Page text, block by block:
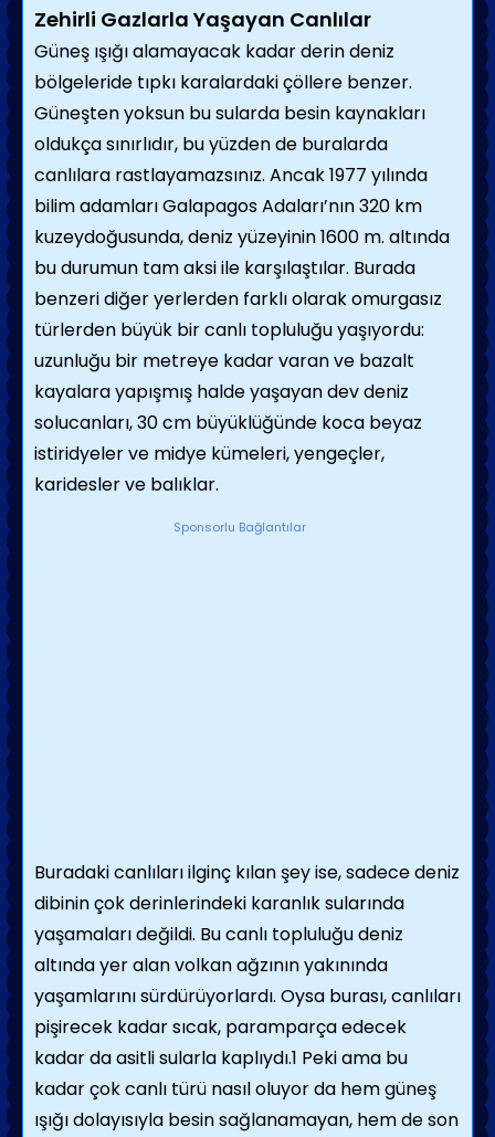
Zehirli Gazlarla Yaşayan Canlılar
Güneş ışığı alamayacak kadar derin deniz
bölgeleride tıpkı karalardaki çöllere benzer.
Güneşten yoksun bu sularda besin kaynakları
oldukça sınırlıdır, bu yüzden de buralarda
canlılara rastlayamazsınız. Ancak 1977 yılında
bilim adamları Galapagos Adaları’nın 320 km
kuzeydoğusunda, deniz yüzeyinin 1600 m. altında
bu durumun tam aksi ile karşılaştılar. Burada
benzeri diğer yerlerden farklı olarak omurgasız
türlerden büyük bir canlı topluluğu yaşıyordu:
uzunluğu bir metreye kadar varan ve bazalt
kayalara yapışmış halde yaşayan dev deniz
solucanları, 30 cm büyüklüğünde koca beyaz
istiridyeler ve midye kümeleri, yengeçler,
karidesler ve balıklar.
Sponsorlu Bağlantılar
Buradaki canlıları ilginç kılan şey ise, sadece deniz
dibinin çok derinlerindeki karanlık sularında
yaşamaları değildi. Bu canlı topluluğu deniz
altında yer alan volkan ağzının yakınında
yaşamlarını sürdürüyorlardı. Oysa burası, canlıları
pişirecek kadar sıcak, paramparça edecek
kadar da asitli sularla kaplıydı.1 Peki ama bu
kadar çok canlı türü nasıl oluyor da hem güneş
ışığı dolayısıyla besin sağlanamayan, hem de son